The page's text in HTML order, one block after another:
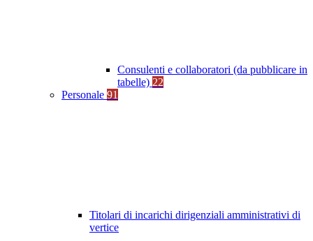
Consulenti e collaboratori (da pubblicare in
tabelle) 22
Personale 91
Titolari di incarichi dirigenziali amministrativi di
vertice